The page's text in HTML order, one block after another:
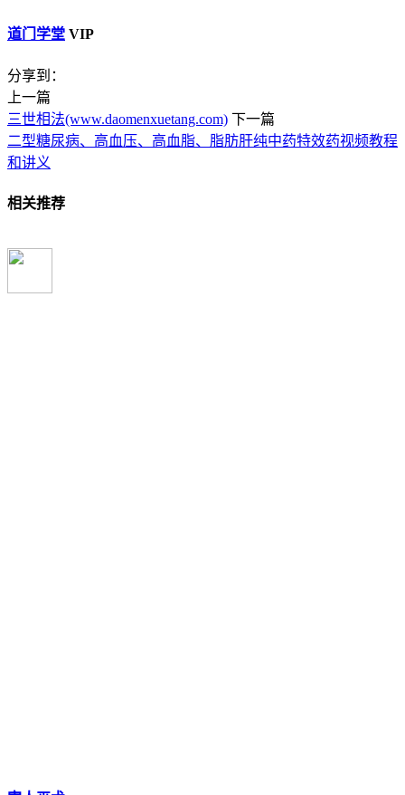
道门学堂 VIP
分享到：
上一篇
三世相法(www.daomenxuetang.com) 下一篇
二型糖尿病、高血压、高血脂、脂肪肝纯中药特效药视频教程
和讲义
相关推荐